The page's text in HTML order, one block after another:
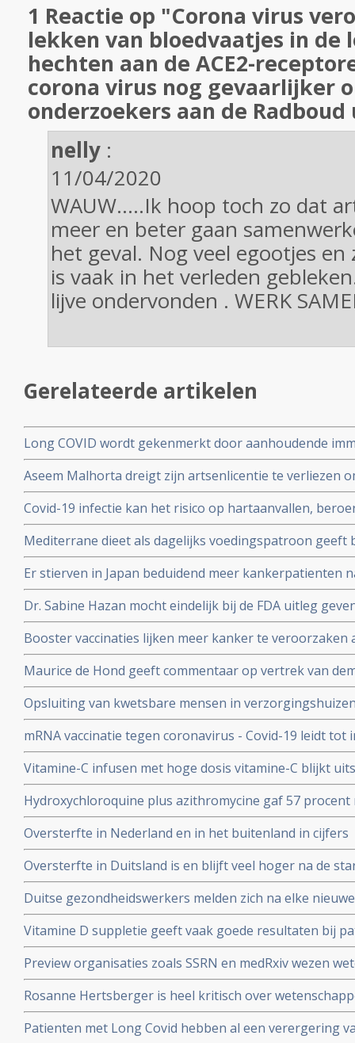
1 Reactie op "Corona virus
lekken van bloedvaatjes in de
hechten aan de ACE2-
corona virus nog gevaarlijker
onderzoekers aan de
nelly :
11/04/2020
WAUW.....Ik hoop toch zo dat
meer en beter gaan
het geval. Nog veel egootjes
is vaak in het verleden
lijve ondervonden . WERK
Gerelateerde artikelen
Long COVID wordt gekenmerkt door aanhoudende
cytotoxische CD8+ T-cellen op het SARS-CoV-2 virus
immuunreacties op de herpesvirussen Epstein-Barr-
patienten met aanhoudende Long Covid
Aseem Malhorta dreigt zijn artsenlicentie te verliezen
Covid mRNA vaccins ter discussie stelde in een
jarige leeftijd plotseling overleedt aan een hartaanval
Covid-19 infectie kan het risico op hartaanvallen,
gedurende drie jaar na een infectie verhogen
Mediterrane dieet als dagelijks voedingspatroon geeft
coronavirus - Covid-19 blijkt uit meta analyse van 6
Er stierven in Japan beduidend meer kankerpatienten
vaccinatie in vergelijking met andere jaren
Dr. Sabine Hazan mocht eindelijk bij de FDA uitleg
complementaire middelen en de samenstelling van de
Booster vaccinaties lijken meer kanker te veroorzaken
en waarschuwt voor gebruik van mRNA vaccins als
Maurice de Hond geeft commentaar op vertrek van
Kuipers en verhoor van Fauci in Amerika en weerlegt
genadeloze analyse
Opsluiting van kwetsbare mensen in
de slechtst mogelijke resultaten
mRNA vaccinatie tegen coronavirus - Covid-19 leidt
natuurlijke infectie met Sars-Cov-2 leidt tot langdurige
Vitamine-C infusen met hoge dosis vitamine-C blijkt
besmet met het corona virus (COVID-19) en al met
Studie.
Hydroxychloroquine plus azithromycine gaf 57
coronavirus besmetting bij patienten opgenomen in
Belgische studie
Oversterfte in Nederland en in het buitenland in cijfers
Oversterfte in Duitsland is en blijft veel hoger na de
peer reviewed studie en artsencollectief schrijft
Duitse gezondheidswerkers melden zich na elke
coronavirus - Covid-19 vaker ziek blijkt uit
en derde vaccinatierondes
Vitamine D suppletie geeft vaak goede resultaten bij
coronavirus - Covid-19 en al opgenomen in het
analyse zien van alle studies wereldwijd
Preview organisaties zoals SSRN en medRxiv wezen
onderzoek af als die afweken van Amerikaans
de maatregelen.
Rosanne Hertsberger is heel kritisch over
gemanipuleeerd zwegen over misvattingen tijdens de
Patienten met Long Covid hebben al een verergering